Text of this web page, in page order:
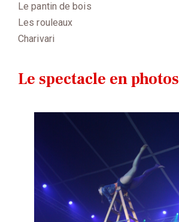
Le pantin de bois
Les rouleaux
Charivari
Le spectacle en photos